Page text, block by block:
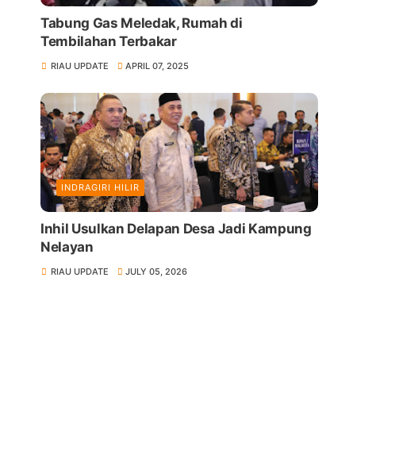
Tabung Gas Meledak, Rumah di
Tembilahan Terbakar
RIAU UPDATE APRIL 07, 2025
INDRAGIRI HILIR
Inhil Usulkan Delapan Desa Jadi Kampung
Nelayan
RIAU UPDATE JULY 05, 2026